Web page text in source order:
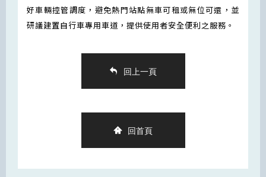
好車輛控管調度，避免熱門站點無車可租或無位可還，並
研議建置自行車專用車道，提供使用者安全便利之服務。
回上一頁
回首頁